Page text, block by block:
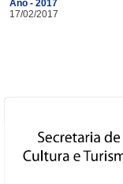
Ano - 2017
17/02/2017